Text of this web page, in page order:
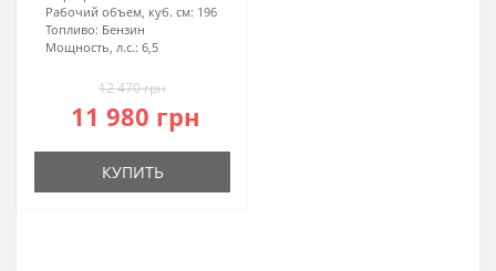
Рабочий объем, куб. см: 196
Топливо: Бензин
Мощность, л.с.: 6,5
12 470 грн
11 980 грн
КУПИТЬ